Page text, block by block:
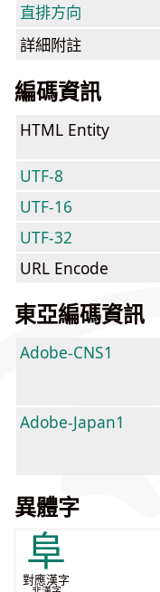
直排方向
詳細附註
編碼資訊
HTML Entity
UTF-8
UTF-16
UTF-32
URL Encode
東亞編碼資訊
Adobe-CNS1
Adobe-Japan1
異體字
阜
對應漢字